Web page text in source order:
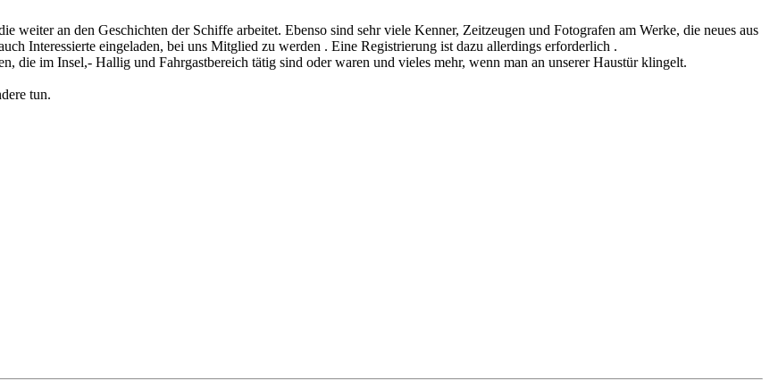
weiter an den Geschichten der Schiffe arbeitet. Ebenso sind sehr viele Kenner, Zeitzeugen und Fotografen am Werke, die neues aus
Interessierte eingeladen, bei uns Mitglied zu werden . Eine Registrierung ist dazu allerdings erforderlich .
die im Insel,- Hallig und Fahrgastbereich tätig sind oder waren und vieles mehr, wenn man an unserer Haustür klingelt.
tun.